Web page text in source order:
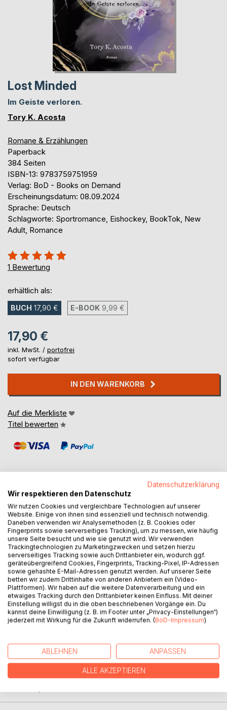
Lost Minded
Im Geiste verloren.
Tory K. Acosta
Romane & Erzählungen
Paperback
384 Seiten
ISBN-13: 9783759751959
Verlag: BoD - Books on Demand
Erscheinungsdatum: 08.09.2024
Sprache: Deutsch
Schlagworte: Sportromance, Eishockey, BookTok, New
Adult, Romance
Bewertung::
100%
1 Bewertung
erhältlich als:
BUCH 17,90 € E-BOOK 9,99 €
17,90 €
inkl. MwSt. / portofrei
sofort verfügbar
IN DEN WARENKORB
Auf die Merkliste
Titel bewerten
BESCHREIBUNG
Durch einen schweren Autounfall hat Avery die letzten zwei
Jahre ihres Lebens einfach vergessen. Davon darf
niemand etwas erfahren. Verzweifelt versucht sie ganz
allein ihre Erinnerungen zurückzubekommen und hält sich
dabei an jeder noch so kleinen Erinnerung fest. Versucht
sie sich jedoch mehr an etwas zu erinnern, scheint alles
schwammig und verwirrend. Nur einer schafft es hinter ihre
Fassade und ihr kleines Geheimnis zu blicken.
Rhys ist ein Arschloch, wie er im Buche steht. Zugleich ist
er auch bekannt als der beste Freund ihres Bruders. Er ist
sich nicht erklären kann. Rhys verbirgt etwas, da ist sie sich
sicher. Er weiß mehr, als er zugibt.
Datenschutzerklärung
Wir respektieren den Datenschutz
Wir nutzen Cookies und vergleichbare Technologien auf unserer
Website. Einige von ihnen sind essenziell und technisch notwendig.
Daneben verwenden wir Analysemethoden (z. B. Cookies oder
Fingerprints sowie serverseitiges Tracking), um zu messen, wie häufig
unsere Seite besucht und wie sie genutzt wird. Wir verwenden
Trackingtechnologien zu Marketingzwecken und setzen hierzu
serverseitiges Tracking sowie auch Drittanbieter ein, wodurch ggf.
geräteübergreifend Cookies, Fingerprints, Tracking-Pixel, IP-Adressen
sowie gehashte E-Mail-Adressen genutzt werden. Auf unserer Seite
betten wir zudem Drittinhalte von anderen Anbietern ein (Video-
Plattformen). Wir haben auf die weitere Datenverarbeitung und ein
etwaiges Tracking durch den Drittanbieter keinen Einfluss. Mit deiner
Einstellung willigst du in die oben beschriebenen Vorgänge ein. Du
kannst deine Einwilligung (z. B. im Footer unter „Privacy-Einstellungen“)
jederzeit mit Wirkung für die Zukunft widerrufen. (BoD-Impressum)
ABLEHNEN ANPASSEN
ALLE AKZEPTIEREN